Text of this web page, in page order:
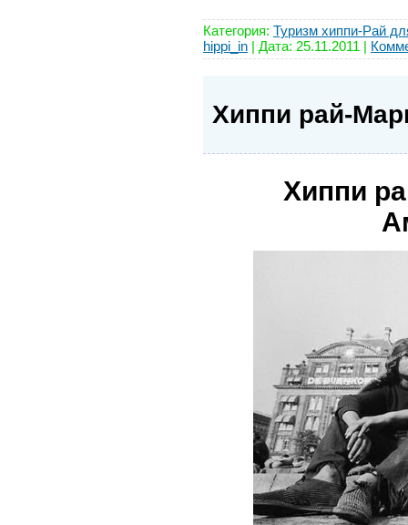
Категория: Туризм хиппи-Рай
hippi_in | Дата: 25.11.2011 |
Хиппи рай-
Хиппи